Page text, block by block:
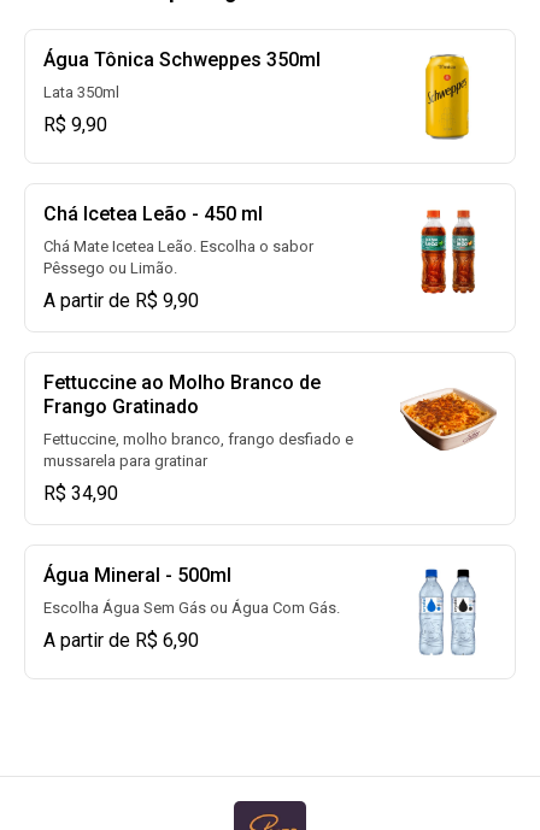
Água Tônica Schweppes 350ml
Lata 350ml
R$ 9,90
Chá Icetea Leão - 450 ml
Chá Mate Icetea Leão. Escolha o sabor
Pêssego ou Limão.
A partir de R$ 9,90
Fettuccine ao Molho Branco de
Frango Gratinado
Fettuccine, molho branco, frango desfiado e
mussarela para gratinar
R$ 34,90
Água Mineral - 500ml
Escolha Água Sem Gás ou Água Com Gás.
A partir de R$ 6,90